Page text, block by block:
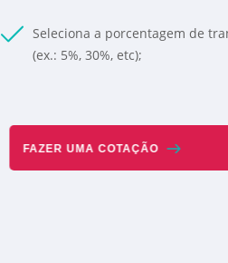
Seleciona a porcentagem de
(ex.: 5%, 30%, etc);
FAZER UMA COTAÇÃO